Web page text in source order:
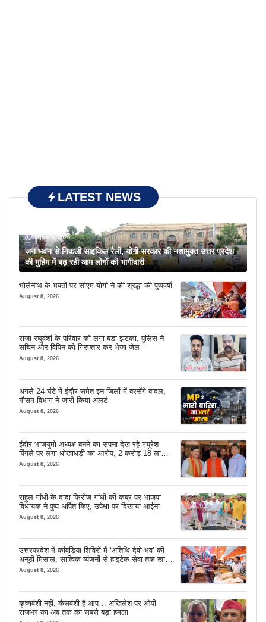
LATEST NEWS
August 8, 2026
जन भवन से निकली साइकिल रैली, योगी सरकार की नशामुक्त उत्तर प्रदेश
की मुहिम में बढ़ रही आम लोगों की भागीदारी
भोलेनाथ के भक्तों पर सीएम योगी ने की श्रद्धा की पुष्पवर्षा
August 8, 2026
राजा रघुवंशी के परिवार को लगा बड़ा झटका, पुलिस ने
सचिन और विपिन को गिरफ्तार कर भेजा जेल
August 8, 2026
अगले 24 घंटे में इंदौर समेत इन जिलों में बरसेंगे बादल,
मौसम विभाग ने जारी किया अलर्ट
August 8, 2026
इंदौर भाजयुमो अध्यक्ष बनने का सपना देख रहे मयूरेश
पिंगले पर लगा धोखाधड़ी का आरोप, 2 करोड़ 18 लाख
लेने के बाद भी नहीं दिया जमीन का कब्जा
August 8, 2026
राहुल गांधी के दादा फिरोज गांधी की कब्र पर भाजपा
विधायक ने पुष्प अर्पित किए, उपेक्षा पर दिखाया आईना
August 8, 2026
उत्तरप्रदेश में कांवड़िया शिविरों में ‘अतिथि देवो भव’ की
अनूठी मिसाल, सात्विक व्यंजनों से हाईटेक सेवा तक खास
इंतजाम
August 8, 2026
कृष्णवंशी नहीं, कंसवंशी हैं आप… अखिलेश पर ओपी
राजभर का अब तक का सबसे बड़ा हमला